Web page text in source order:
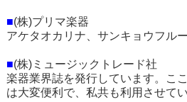
■(株)プリマ楽器
アケタオカリナ、サンキョウフル
■(株)ミュージックトレード社
楽器業界誌を発行しています。こ
は大変便利で、私共も利用させて